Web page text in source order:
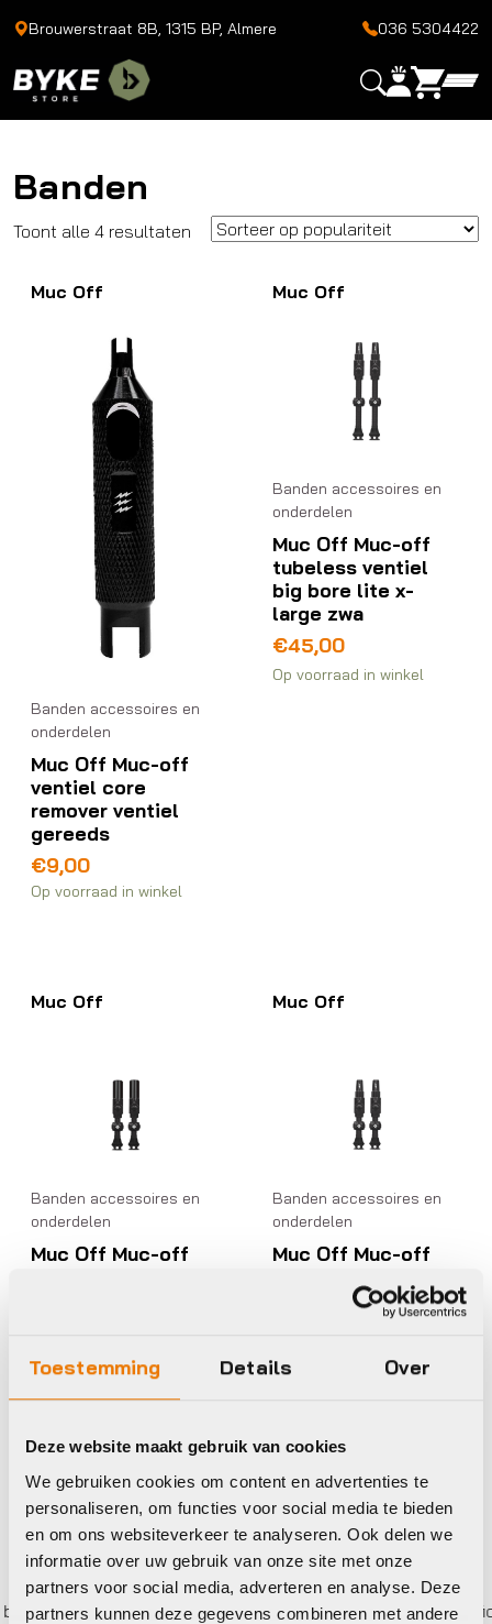
Toestemming Details Over
Deze website maakt gebruik van cookies
We gebruiken cookies om content en advertenties te
personaliseren, om functies voor social media te bieden
en om ons websiteverkeer te analyseren. Ook delen we
informatie over uw gebruik van onze site met onze
partners voor social media, adverteren en analyse. Deze
partners kunnen deze gegevens combineren met andere
Brouwerstraat 8B, 1315 BP, Almere 036 5304422
Banden
Toont alle 4 resultaten Gesorteerd
populariteit
Muc Off
Banden accessoires en
onderdelen
Muc Off Muc-off
ventiel core
remover ventiel
gereeds
€9,00
Op voorraad in winkel
Muc Off
Banden accessoires en
onderdelen
Muc Off Muc-off
tubeless ventiel
big bore lite x-
large zwa
€45,00
Op voorraad in winkel
Muc Off
Banden accessoires en
onderdelen
Muc Off Muc-off
€ 45,00
Op voorraad in winkel
Muc Off
Banden accessoires en
onderdelen
Muc Off Muc-off
big bore lite
medium blac
€
0%rente Eigen werkplaats met